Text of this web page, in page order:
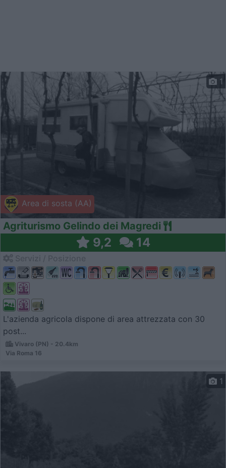
Area di sosta (AA)
1
Agriturismo Gelindo dei Magredi
9,2 14
L'azienda agricola dispone di area attrezzata con 30
post...
Vivaro (PN) - 20.4km
Via Roma 16
1